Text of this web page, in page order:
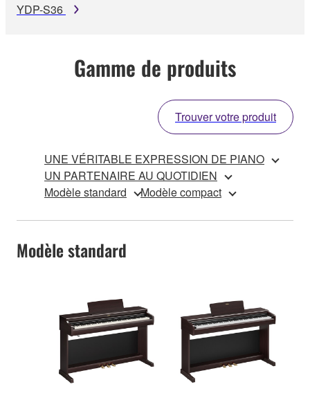
YDP-S36
Gamme de produits
Trouver votre produit
UNE VÉRITABLE EXPRESSION DE PIANO
UN PARTENAIRE AU QUOTIDIEN
Modèle standard
Modèle compact
Modèle standard